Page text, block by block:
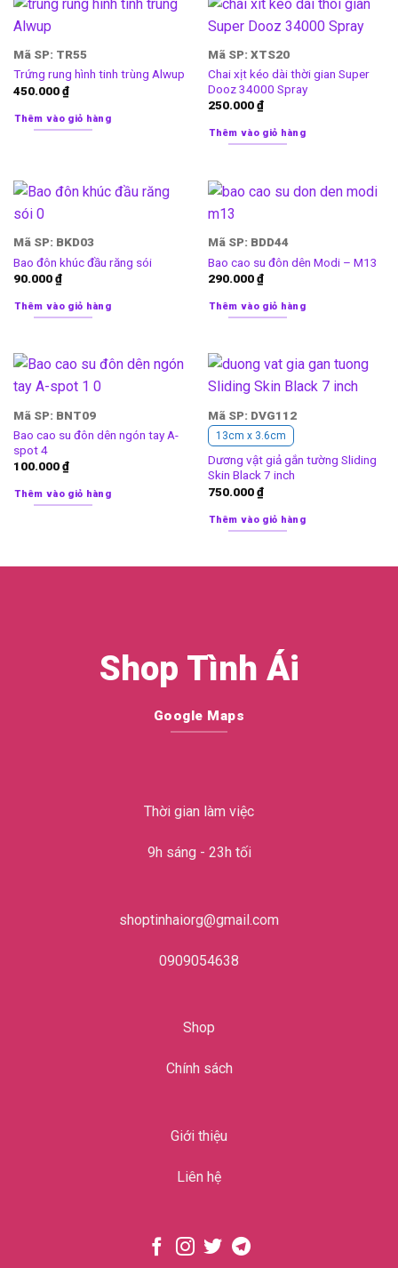
Mã SP: TR55
Trứng rung hình tinh trùng Alwup
450.000₫
Thêm vào giỏ hàng
Mã SP: XTS20
Chai xịt kéo dài thời gian Super
Dooz 34000 Spray
250.000₫
Thêm vào giỏ hàng
Mã SP: BKD03
Bao đôn khúc đầu răng sói
90.000₫
Thêm vào giỏ hàng
Mã SP: BDD44
Bao cao su đôn dên Modi – M13
290.000₫
Thêm vào giỏ hàng
Mã SP: BNT09
Bao cao su đôn dên ngón tay A-
spot 4
100.000₫
Thêm vào giỏ hàng
Mã SP: DVG112
13cm x 3.6cm
Dương vật giả gắn tường Sliding
Skin Black 7 inch
750.000₫
Thêm vào giỏ hàng
Shop Tình Ái
Google Maps
Thời gian làm việc
9h sáng - 23h tối
shoptinhaiorg@gmail.com
0909054638
Shop
Chính sách
Giới thiệu
Liên hệ